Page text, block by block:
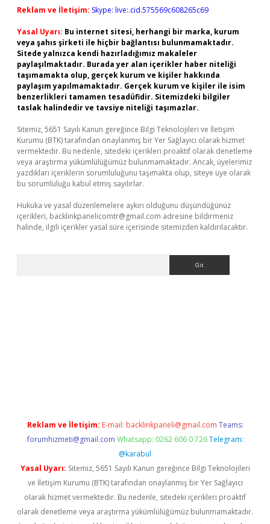
Reklam ve İletişim: Skype: live:.cid.575569c608265c69
Yasal Uyarı: Bu internet sitesi, herhangi bir marka, kurum
veya şahıs şirketi ile hiçbir bağlantısı bulunmamaktadır.
Sitede yalnızca kendi hazırladığımız makaleler
paylaşılmaktadır. Burada yer alan içerikler haber niteliği
taşımamakta olup, gerçek kurum ve kişiler hakkında
paylaşım yapılmamaktadır. Gerçek kurum ve kişiler ile isim
benzerlikleri tamamen tesadüfidir. Sitemizdeki bilgiler
taslak halindedir ve tavsiye niteliği taşımazlar.
Sitemiz, 5651 Sayılı Kanun gereğince Bilgi Teknolojileri ve İletişim
Kurumu (BTK) tarafından onaylanmış bir Yer Sağlayıcı olarak hizmet
vermektedir. Bu nedenle, sitedeki içerikleri proaktif olarak denetleme
veya araştırma yükümlülüğümüz bulunmamaktadır. Ancak, üyelerimiz
yazdıkları içeriklerin sorumluluğunu taşımakta olup, siteye üye olarak
bu sorumluluğu kabul etmiş sayılırlar.
Hukuka ve yasal düzenlemelere aykırı olduğunu düşündüğünüz
içerikleri, backlinkpanelicomtr@gmail.com adresine bildirmeniz
halinde, ilgili içerikler yasal süre içerisinde sitemizden kaldırılacaktır.
Reklam ve İletişim: E-mail: backlinkpaneli@gmail.com Teams:
forumhizmeti@gmail.com Whatsapp: 0262 606 0 726 Telegram:
@karabul
Yasal Uyarı: Sitemiz, 5651 Sayılı Kanun gereğince Bilgi Teknolojileri
ve İletişim Kurumu (BTK) tarafından onaylanmış bir Yer Sağlayıcı
olarak hizmet vermektedir. Bu nedenle, sitedeki içerikleri proaktif
olarak denetleme veya araştırma yükümlülüğümüz bulunmamaktadır.